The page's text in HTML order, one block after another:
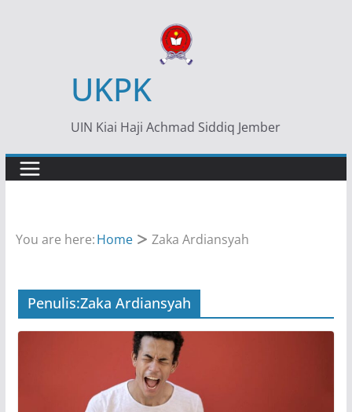
UKPK
UIN Kiai Haji Achmad Siddiq Jember
You are here:Home Zaka Ardiansyah
Penulis:Zaka Ardiansyah